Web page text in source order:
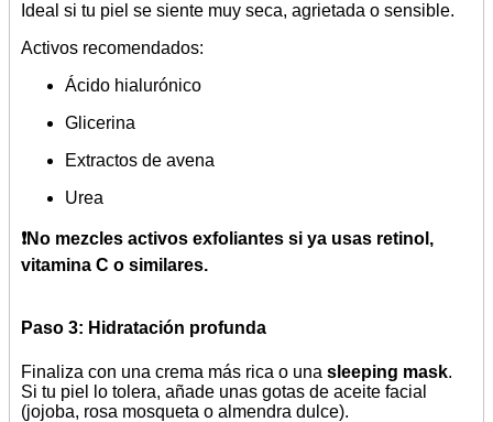
Ideal si tu piel se siente muy seca, agrietada o sensible.
Activos recomendados:
Ácido hialurónico
Glicerina
Extractos de avena
Urea
❗No mezcles activos exfoliantes si ya usas retinol,
vitamina C o similares.
Paso 3: Hidratación profunda
Finaliza con una crema más rica o una sleeping mask.
Si tu piel lo tolera, añade unas gotas de aceite facial
(jojoba, rosa mosqueta o almendra dulce).